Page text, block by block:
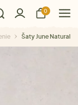
0
Šaty June Natural